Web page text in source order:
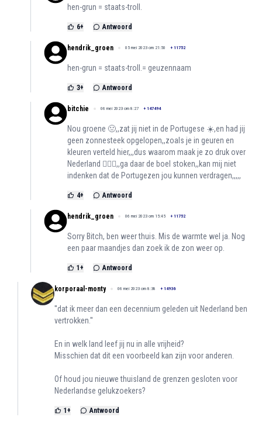
hen-grun = staats-troll.
6+ Antwoord
hendrik_groen 05 mei 2023 om 21:50 + 11752
hen-grun = staats-troll.= geuzennaam
3+ Antwoord
bitchie 06 mei 2023 om 8:27 + 147494
Nou groene 🤢,,zat jij niet in de Portugese ☀️,en had jij
geen zonnesteek opgelopen,,zoals je in geuren en
kleuren verteld hier,,,dus waarom maak je zo druk over
Nederland 🤷🏻‍♀️,,ga daar de boel stoken,,kan mij niet
indenken dat de Portugezen jou kunnen verdragen,,,,,
4+ Antwoord
hendrik_groen 06 mei 2023 om 15:45 + 11752
Sorry Bitch, ben weer thuis. Mis de warmte wel ja. Nog
een paar maandjes dan zoek ik de zon weer op.
1 + Antwoord
korporaal-monty 06 mei 2023 om 8:38 + 14936
''dat ik meer dan een decennium geleden uit Nederland ben
vertrokken.''
En in welk land leef jij nu in alle vrijheid?
Misschien dat dit een voorbeeld kan zijn voor anderen.
Of houd jou nieuwe thuisland de grenzen gesloten voor
Nederlandse gelukzoekers?
1 + Antwoord